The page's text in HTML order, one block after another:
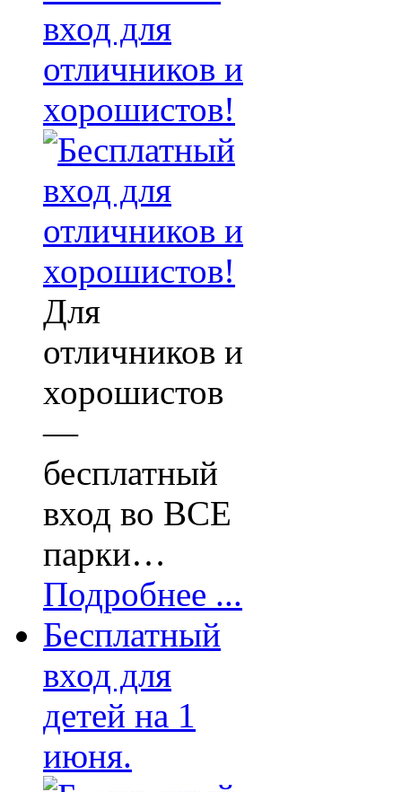
вход для
отличников и
хорошистов!
Для
отличников и
хорошистов
—
бесплатный
вход во ВСЕ
парки…
Подробнее ...
Бесплатный
вход для
детей на 1
июня.